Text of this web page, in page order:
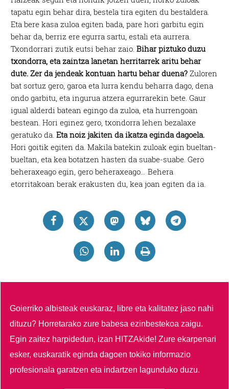
tapatu egin behar dira, bestela tira egiten du bestaldera.
Eta bere kasa zuloa egiten bada, pare hori garbitu egin
behar da, berriz ere egurra sartu, estali eta aurrera.
Txondorrari zutik eutsi behar zaio.Bihar piztuko duzu
txondorra, eta zaintza lanetan herritarrek aritu behar
dute. Zer da jendeak kontuan hartu behar duena? Zuloren
bat sortuz gero, garoa eta lurra kendu beharra dago, dena
ondo garbitu, eta ingurua atzera egurrarekin bete. Gaur
igual alderdi batean egingo da zuloa, eta hurrengoan
bestean. Hori eginez gero, txondorra lehen bezalaxe
geratuko da.Eta noiz jakiten da ikatza eginda dagoela.
Hori goitik egiten da. Makila batekin zuloak egin bueltan-
bueltan, eta kea botatzen hasten da suabe-suabe. Gero
beheraxeago egin, gero beheraxeago… Behera
etorritakoan berak erakusten du, kea joan egiten da ia.
Goierriko albisteak euskaraz, libre eta kalitatez jaso nahi
dituzu? Horretarako zure babesa ezinbestekoa zaigu.
Egin zaitez harpidedun, izan HITZAkide!Zure ekarpenari
esker, euskaratik eginda dagoen tokiko informazio
profesionala garatzen eta indartzen lagunduko duzu.